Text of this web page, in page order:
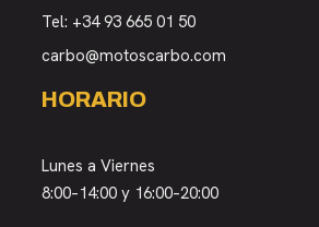
Tel: +34 93 665 01 50
carbo@motoscarbo.com
HORARIO
Lunes a Viernes
8:00–14:00 y 16:00–20:00